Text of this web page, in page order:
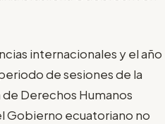
internacionales y el año
de sesiones de la
Derechos Humanos
Gobierno ecuatoriano no